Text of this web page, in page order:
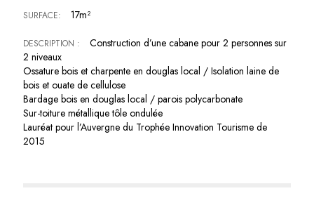
SURFACE: 17m²
DESCRIPTION :
Construction d’une cabane pour 2 personnes sur
2 niveaux
Ossature bois et charpente en douglas local / Isolation laine de
bois et ouate de cellulose
Bardage bois en douglas local / parois polycarbonate
Sur-toiture métallique tôle ondulée
Lauréat pour l’Auvergne du Trophée Innovation Tourisme de
2015